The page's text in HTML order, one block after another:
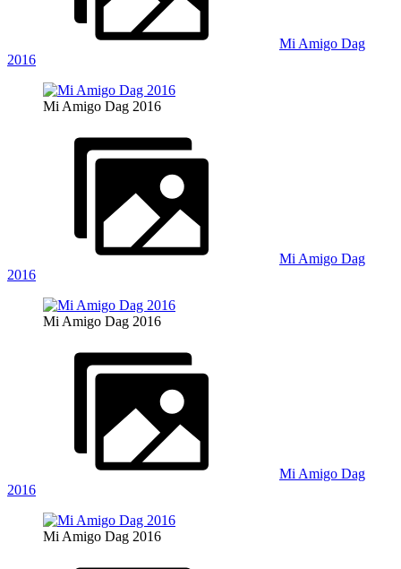
Mi Amigo Dag
2016
Mi Amigo Dag 2016
Mi Amigo Dag
2016
Mi Amigo Dag 2016
Mi Amigo Dag
2016
Mi Amigo Dag 2016